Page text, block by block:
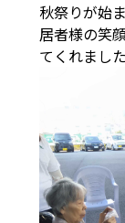
秋祭りが始
居者様の笑
てくれました